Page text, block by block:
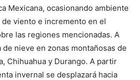
Mexicana, ocasionando ambiente
viento e incremento en el
las regiones mencionadas. A
nieve en zonas montañosas de
Chihuahua y Durango. A partir
invernal se desplazará hacia